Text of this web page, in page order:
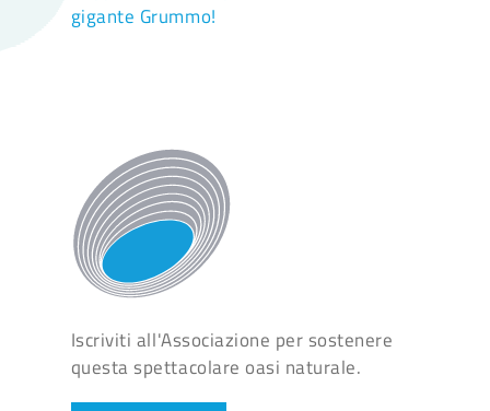
gigante Grummo!
Iscriviti all'Associazione per sostenere
questa spettacolare oasi naturale.